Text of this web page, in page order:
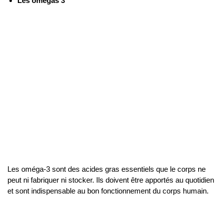
Les oméga-3 sont des acides gras essentiels que le corps ne
peut ni fabriquer ni stocker. Ils doivent être apportés au quotidien
et sont indispensable au bon fonctionnement du corps humain.